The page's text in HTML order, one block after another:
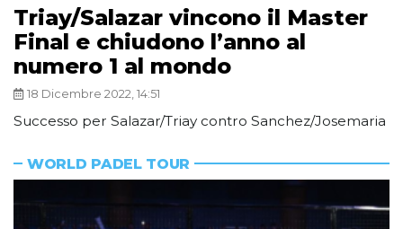
Triay/Salazar vincono il Master
Final e chiudono l’anno al
numero 1 al mondo
18 Dicembre 2022, 14:51
Successo per Salazar/Triay contro Sanchez/Josemaria
WORLD PADEL TOUR